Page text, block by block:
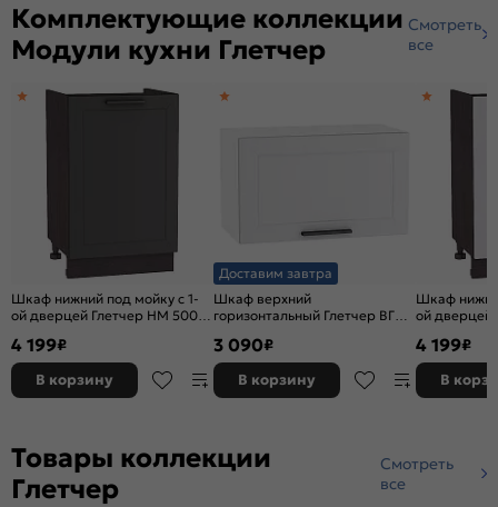
Комплектующие коллекции
Модули кухни Глетчер
Смотреть
все
Шкаф нижний под мойку с 1-
ой дверцей Глетчер НМ 500
4 199₽
В корзину
Доставим завтра
Шкаф верхний
горизонтальный Глетчер ВГ
3 090₽
В корзину
Шкаф
ой дверцей
4 199₽
В
Товары коллекции
Глетчер
Смотреть
все